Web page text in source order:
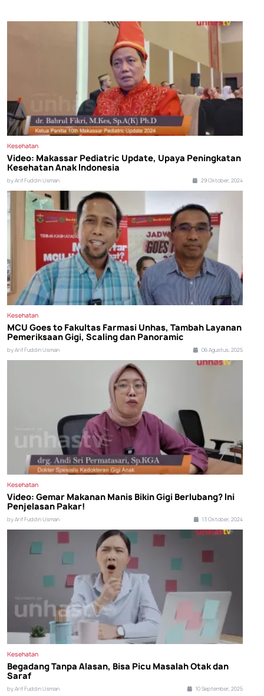
Kesehatan
Video: Makassar Pediatric Update, Upaya Peningkatan
Kesehatan Anak Indonesia
by Arif Fuddin Usman 29 Oktober, 2024
Kesehatan
MCU Goes to Fakultas Farmasi Unhas, Tambah Layanan
Pemeriksaan Gigi, Scaling dan Panoramic
by Arif Fuddin Usman 06 Agustus, 2025
Kesehatan
Video: Gemar Makanan Manis Bikin Gigi Berlubang? Ini
Penjelasan Pakar!
by Arif Fuddin Usman 13 Oktober, 2024
Kesehatan
Begadang Tanpa Alasan, Bisa Picu Masalah Otak dan
Saraf
by Arif Fuddin Usman 10 September, 2025